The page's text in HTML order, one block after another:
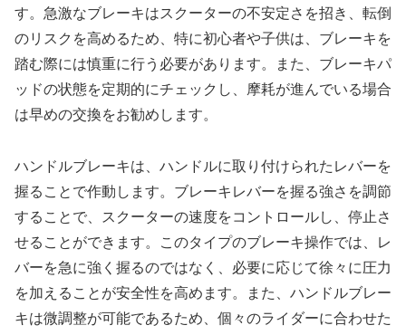
す。急激なブレーキはスクーターの不安定さを招き、転倒
のリスクを高めるため、特に初心者や子供は、ブレーキを
踏む際には慎重に行う必要があります。また、ブレーキパ
ッドの状態を定期的にチェックし、摩耗が進んでいる場合
は早めの交換をお勧めします。
ハンドルブレーキは、ハンドルに取り付けられたレバーを
握ることで作動します。ブレーキレバーを握る強さを調節
することで、スクーターの速度をコントロールし、停止さ
せることができます。このタイプのブレーキ操作では、レ
バーを急に強く握るのではなく、必要に応じて徐々に圧力
を加えることが安全性を高めます。また、ハンドルブレー
キは微調整が可能であるため、個々のライダーに合わせた